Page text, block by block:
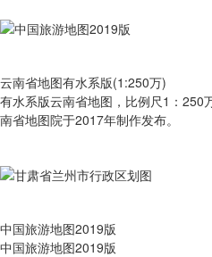
云南省地图有水系版(1:250万)
有​水系版云南省地图，比例尺1：250
南省地图院于2017年制作发布。
中国旅游地图2019版
中国旅游地图2019版